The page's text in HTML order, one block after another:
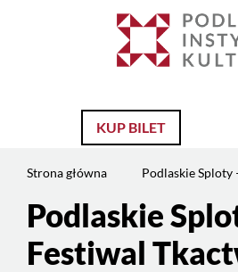
Tkactwa
KUP BILET
Strona główna Podlaskie Sploty
Treść
stronyPodlaskie
Festiwal